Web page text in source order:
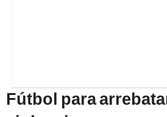
Fútbol para